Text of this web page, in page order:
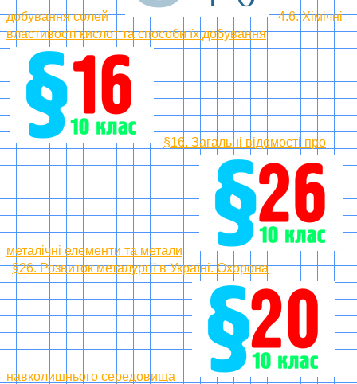
добування солей
4.6. Хімічні
властивості кислот та способи їх добування
§16. Загальні відомості про
металічні елементи та метали
§26. Розвиток металургії в Україні. Охорона
навколишнього середовища